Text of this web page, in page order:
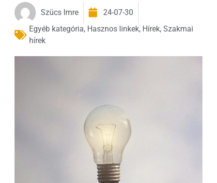
Szücs Imre
24-07-30
Egyéb kategória, Hasznos linkek, Hírek, Szakmai
hírek